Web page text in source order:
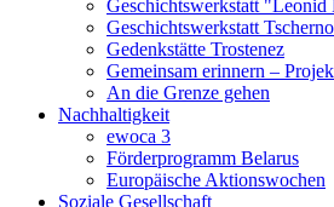
Geschichtswerkstatt
Geschichtswerkstatt
Gedenkstätte Trostenez
Gemeinsam erinnern –
An die Grenze gehen
Nachhaltigkeit
ewoca 3
Förderprogramm Belarus
Europäische Aktionswochen
Soziale Gesellschaft